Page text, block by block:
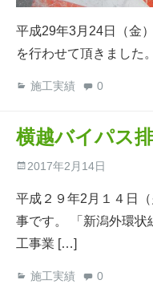
平成29年3月24日（金
を行わせて頂きました
施工実績 0
横越バイパス
2017年2月14日
平成２９年2月１４日
事です。 「新潟外環状
工事業 […]
施工実績 0